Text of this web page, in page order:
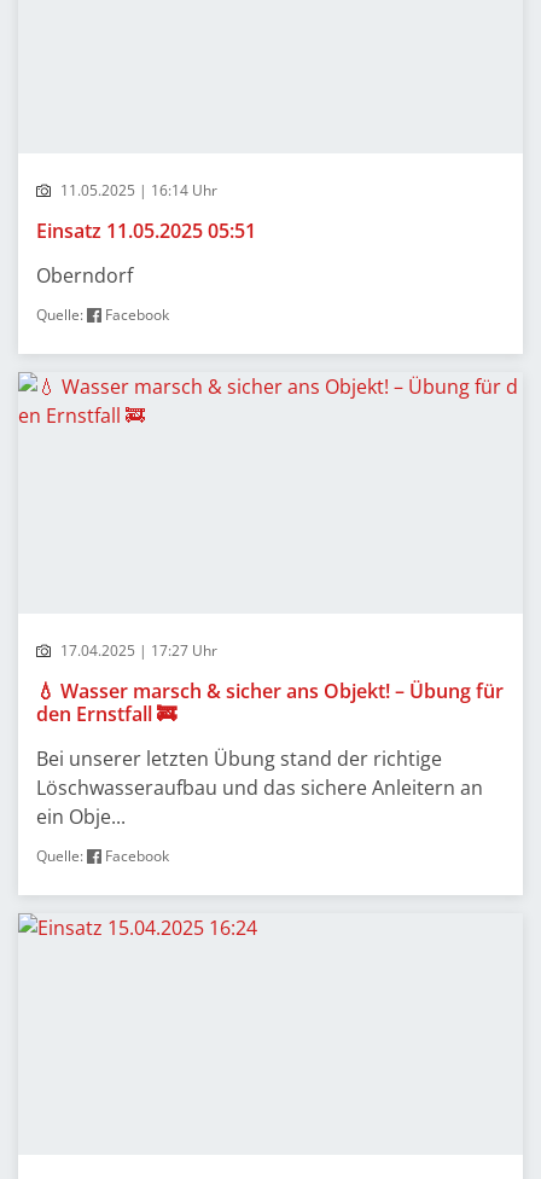
11.05.2025 | 16:14 Uhr
Einsatz 11.05.2025 05:51
Oberndorf
Quelle: Facebook
17.04.2025 | 17:27 Uhr
💧 Wasser marsch & sicher ans Objekt! – Übung für
den Ernstfall 🚒
Bei unserer letzten Übung stand der richtige
Löschwasseraufbau und das sichere Anleitern an
ein Obje...
Quelle: Facebook